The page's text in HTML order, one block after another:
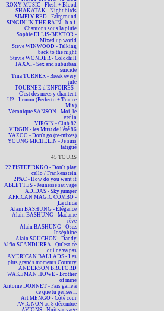
ROXY MUSIC - Flesh + Blood
SHAKATAK - Night birds
SIMPLY RED - Fairground
SINGIN' IN THE RAIN - b.o.f.
Chantons sous la pluie
Sophie ELLIS-BEXTOR -
Mixed up world
Steve WINWOOD - Talking
back to the night
Stevie WONDER - Coldchill
TAXXI - Sex and suburban
suicide
Tina TURNER - Break every
rule
TOURNÉE d'ENFOIRÉS -
C'est des mecs y chantent
U2 - Lemon (Perfecto + Trance
Mix)
Véronique SANSON - Moi, le
venin
VIRGIN - Club 82
VIRGIN - les Must de l'été 86
YAZOO - Don't go (re-mixes)
YOUNG MICHELIN - Je suis
fatigué
45 TOURS
22 PISTEPIRKKO - Don't play
cello / Frankenstein
2PAC - How do you want it
ABLETTES - Jeunesse sauvage
ADIDAS - Sky jumper
AFRICAN MAGIC COMBO -
La chica
Alain BASHUNG - Élégance
Alain BASHUNG - Madame
rêve
Alain BASHUNG - Osez
Joséphine
Alain SOUCHON - Dandy
Alfio SCANDURRA - Qu'est-ce
qui ne va pas
AMERICAN BALLADS - Les
plus grands moments Country
ANDERSON BRUFORD
WAKEMAN HOWE - Brother
of mine
Antoine DONNET - Fais gaffe à
ce que tu penses...
Art MENGO - Côté cour
AVIGNON au 8 décembre
AVIONS - Nuit sauvage